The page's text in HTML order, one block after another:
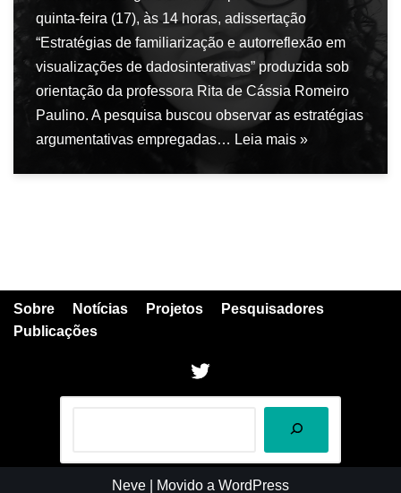
quinta-feira (17), às 14 horas, adissertação
“Estratégias de familiarização e autorreflexão em
visualizações de dadosinterativas” produzida sob
orientação da professora Rita de Cássia Romeiro
Paulino. A pesquisa buscou observar as estratégias
argumentativas empregadas… Leia mais »
Sobre Notícias Projetos
Pesquisadores
Publicações
Neve | Movido a WordPress